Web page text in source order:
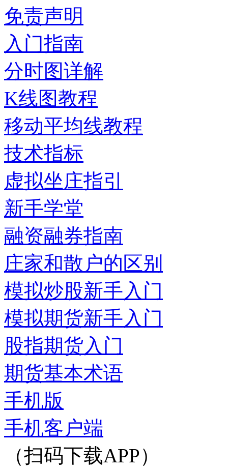
免责声明
入门指南
分时图详解
K线图教程
移动平均线教程
技术指标
虚拟坐庄指引
新手学堂
融资融券指南
庄家和散户的区别
模拟炒股新手入门
模拟期货新手入门
股指期货入门
期货基本术语
手机版
手机客户端
（扫码下载APP）